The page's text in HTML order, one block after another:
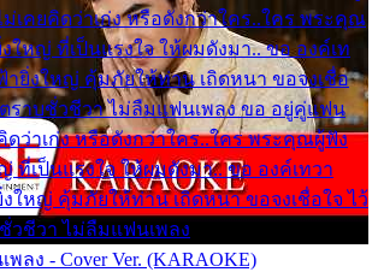
เคยคิดว่าเก่ง หรือดังกว่าใคร..ใคร พระคุณ
ใหญ่ ที่เป็นแรงใจ ให้ผมดังมา.. ขอ องค์เท
ายิ่งใหญ่ คุ้มภัยให้ท่าน เถิดหนา ขอจงเชื่อ
ตราบชั่วชีวา ไม่ลืมแฟนเพลง ขอ อยู่คู่แฟน
ดว่าเก่ง หรือดังกว่าใคร..ใคร พระคุณผู้ฟัง
ที่เป็นแรงใจ ให้ผมดังมา.. ขอ องค์เทวา
ใหญ่ คุ้มภัยให้ท่าน เถิดหนา ขอจงเชื่อใจ ไว้
วชีวา ไม่ลืมแฟนเพลง
ลง - Cover Ver. (KARAOKE)